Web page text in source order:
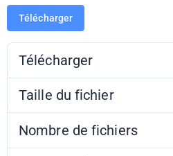
Télécharger
Télécharger
Taille du fichier
Nombre de fichiers